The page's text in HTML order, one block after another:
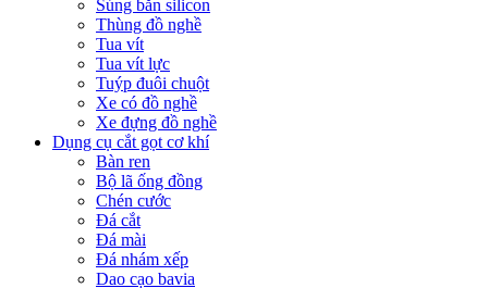
Súng bắn silicon
Thùng đồ nghề
Tua vít
Tua vít lực
Tuýp đuôi chuột
Xe có đồ nghề
Xe đựng đồ nghề
Dụng cụ cắt gọt cơ khí
Bàn ren
Bộ lã ống đồng
Chén cước
Đá cắt
Đá mài
Đá nhám xếp
Dao cạo bavia